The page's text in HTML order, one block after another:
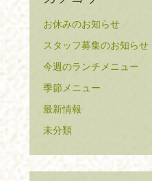
お休みのお知らせ
スタッフ募集のお知らせ
今週のランチメニュー
季節メニュー
最新情報
未分類